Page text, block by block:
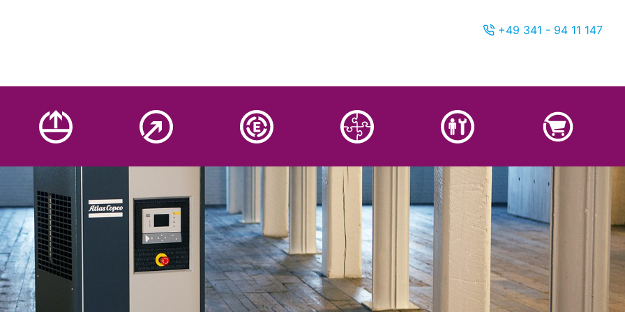
+49 341 - 94 11 147